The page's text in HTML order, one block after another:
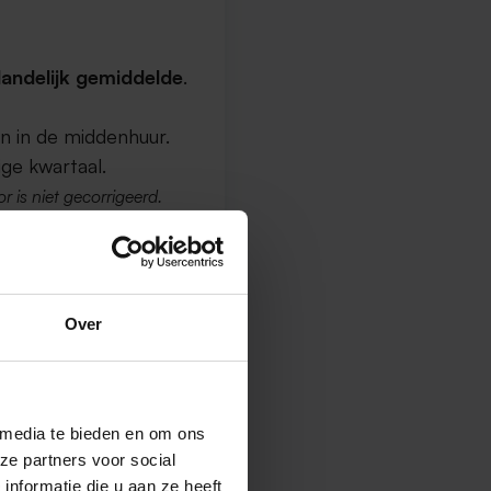
Over
te bieden en om ons
partners voor social
die u aan ze heeft
gemiddelde.
in de middenhuur.
kwartaal.
is niet gecorrigeerd.